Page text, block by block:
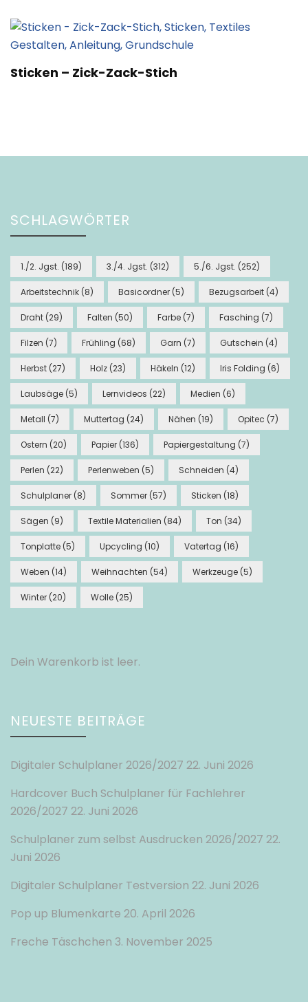
Sticken – Zick-Zack-Stich
SCHLAGWÖRTER
1./2. Jgst. (189) 3./4. Jgst. (312) 5./6. Jgst. (252)
Arbeitstechnik (8) Basicordner (5) Bezugsarbeit (4)
Draht (29) Falten (50) Farbe (7) Fasching (7)
Filzen (7) Frühling (68) Garn (7) Gutschein (4)
Herbst (27) Holz (23) Häkeln (12) Iris Folding (6)
Laubsäge (5) Lernvideos (22) Medien (6)
Metall (7) Muttertag (24) Nähen (19) Opitec (7)
Ostern (20) Papier (136) Papiergestaltung (7)
Perlen (22) Perlenweben (5) Schneiden (4)
Schulplaner (8) Sommer (57) Sticken (18)
Sägen (9) Textile Materialien (84) Ton (34)
Tonplatte (5) Upcycling (10) Vatertag (16)
Weben (14) Weihnachten (54) Werkzeuge (5)
Winter (20) Wolle (25)
Dein Warenkorb ist leer.
NEUESTE BEITRÄGE
Digitaler Schulplaner 2026/2027 22. Juni 2026
Hardcover Buch Schulplaner für Fachlehrer
2026/2027 22. Juni 2026
Schulplaner zum selbst Ausdrucken 2026/2027 22.
Juni 2026
Digitaler Schulplaner Testversion 22. Juni 2026
Pop up Blumenkarte 20. April 2026
Freche Täschchen 3. November 2025